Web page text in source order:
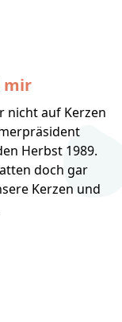
mir
nicht auf Kerzen
Herbst 1989.
doch gar
Kerzen und